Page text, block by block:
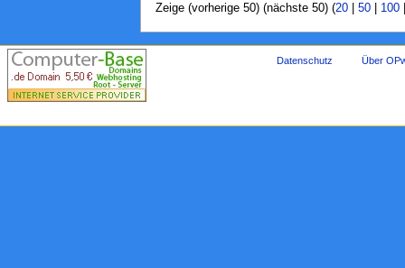
Zeige (vorherige 50) (nächste 50) (20| 50| 100
Datenschutz Über